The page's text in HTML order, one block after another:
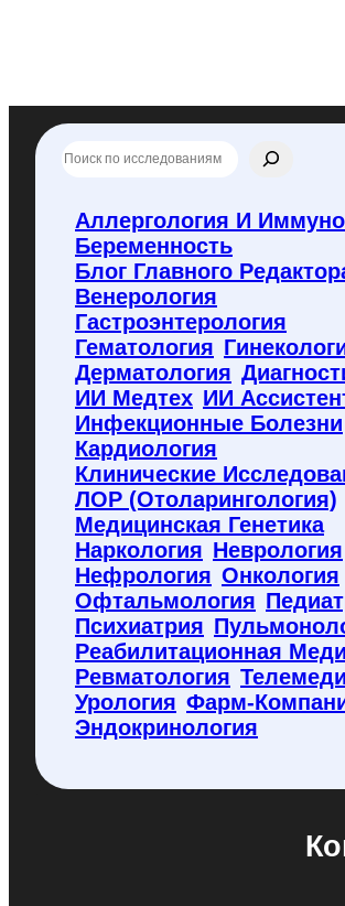
П
о
Аллергология И
Беременность
Блог Главного
Венерология
Гастроэнтерология
Гематология
Дерматология
ИИ Медтех ИИ
Инфекционные Болезни
Кардиология
Клинические
ЛОР (отоларингология)
Медицинская Генетика
Наркология Неврология
Нефрология Онкология
Офтальмология
Психиатрия
Реабилитационная
Ревматология
Урология Фарм-
Эндокринология